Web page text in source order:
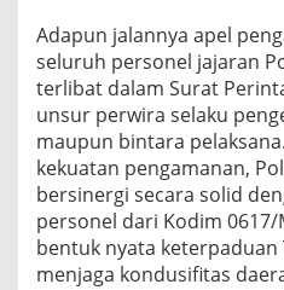
Adapun jalannya apel
seluruh personel jajaran
terlibat dalam Surat
unsur perwira selaku
maupun bintara
kekuatan pengamanan,
bersinergi secara solid
personel dari Kodim 0617/
bentuk nyata keterpaduan
menjaga kondusifitas